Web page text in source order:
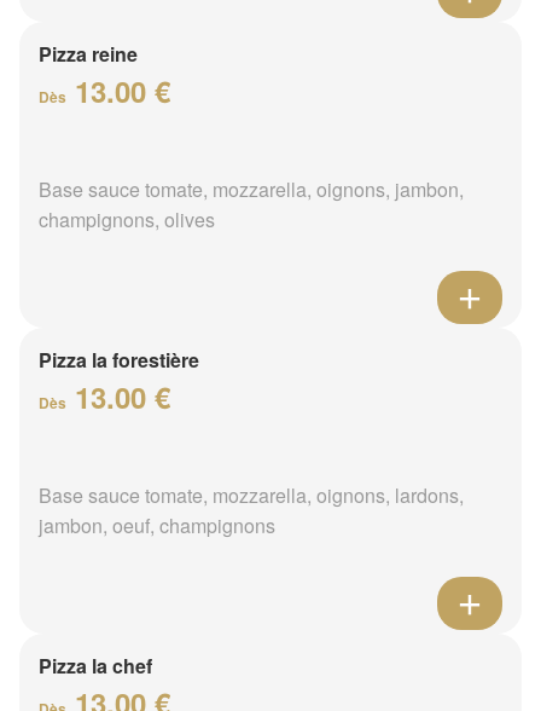
Pizza reine
Dès 13.00 €
Base sauce tomate, mozzarella, oignons, jambon,
champignons, olives
Pizza la forestière
Dès 13.00 €
Base sauce tomate, mozzarella, oignons, lardons,
jambon, oeuf, champignons
Pizza la chef
13.00 €